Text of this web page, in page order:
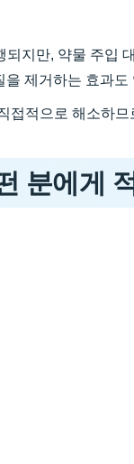
지만, 약물 주입
제거하는 효과도
접적으로 해소하
분에게